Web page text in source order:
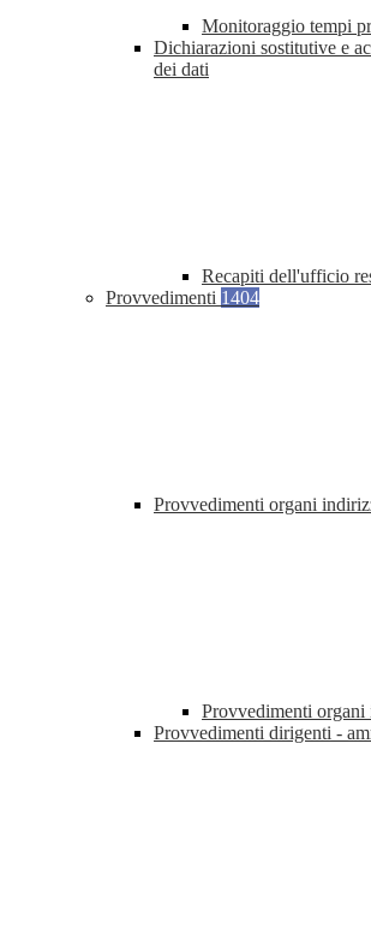
Monitoraggio tempi
Dichiarazioni sostitutive e
dei dati
Recapiti dell'ufficio
Provvedimenti 1404
Provvedimenti organi
Provvedimenti
Provvedimenti dirigenti -